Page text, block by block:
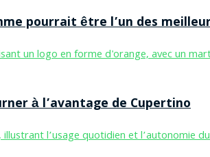
pourrait être l’un des
à l’avantage de Cupertino